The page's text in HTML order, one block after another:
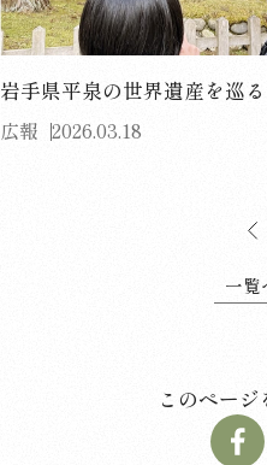
岩手県平泉の世界遺産を巡る
広報 2026.03.18
一覧
このペー